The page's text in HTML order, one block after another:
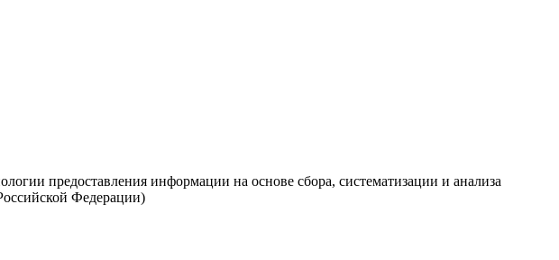
предоставления информации на основе сбора, систематизации и анализа
Федерации)